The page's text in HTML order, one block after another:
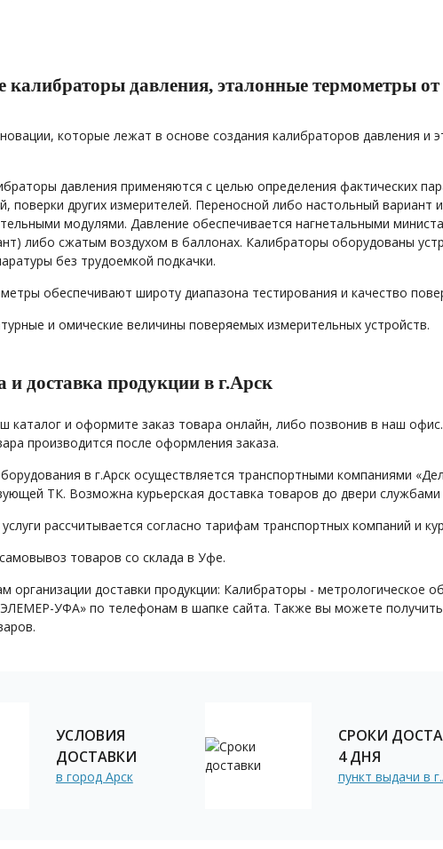
калибраторы давления, эталонные термометры
которые лежат в основе создания калибраторов давления
давления применяются с целью определения фактических
поверки других измерителей. Переносной либо настольный
модулями. Давление обеспечивается нагнетальными
либо сжатым воздухом в баллонах. Калибраторы оборудованы
без трудоемкой подкачки.
обеспечивают широту диапазона тестирования и качество
и омические величины поверяемых измерительных устройств.
и доставка продукции в г.Арск
каталог и оформите заказ товара онлайн, либо позвонив в наш
производится после оформления заказа.
в г.Арск осуществляется транспортными компаниями
ТК. Возможна курьерская доставка товаров до двери службами
рассчитывается согласно тарифам транспортных компаний и
товаров со склада в Уфе.
организации доставки продукции: Калибраторы - метрологическое
УФА» по телефонам в шапке сайта. Также вы можете
УСЛОВИЯ
ДОСТАВКИ
в город Арск
СРОКИ
4 ДНЯ
пункт выдачи в